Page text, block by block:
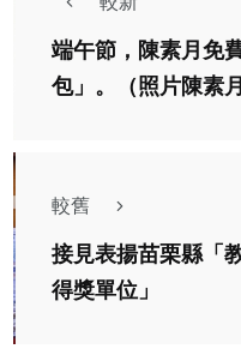
端午節，陳素月免
包」。（照片陳素
較舊
接見表揚苗栗縣「
得獎單位」